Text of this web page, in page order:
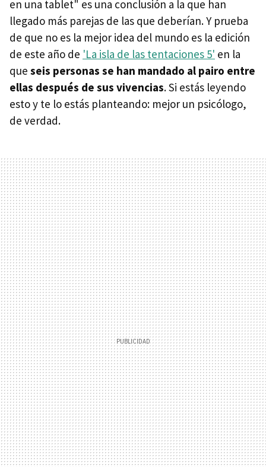
en una tablet" es una conclusión a la que han
llegado más parejas de las que deberían. Y prueba
de que no es la mejor idea del mundo es la edición
de este año de 'La isla de las tentaciones 5' en la
que seis personas se han mandado al pairo entre
ellas después de sus vivencias. Si estás leyendo
esto y te lo estás planteando: mejor un psicólogo,
de verdad.